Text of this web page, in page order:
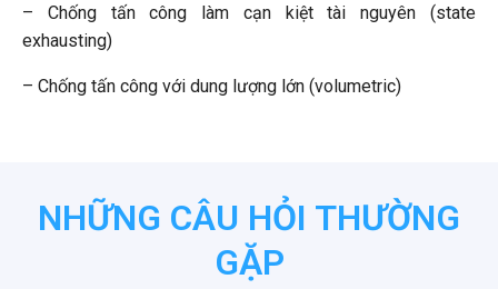
– Chống tấn công làm cạn kiệt tài nguyên (state
exhausting)
– Chống tấn công với dung lượng lớn (volumetric)
NHỮNG CÂU HỎI THƯỜNG
GẶP